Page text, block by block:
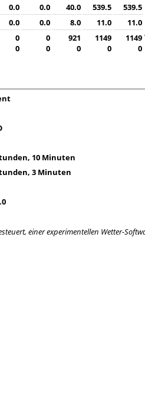
0.0 0.0 40.0 539.5 539.5
0.0 0.0 8.0 11.0
11.0
0
0
0
0
921
0
1149
0
1149
0
10 Minuten
3 Minuten
einer experimentellen Wetter-